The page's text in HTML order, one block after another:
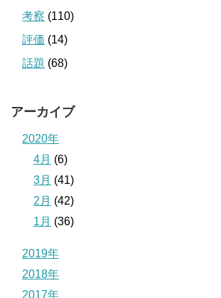
考察 (110)
評価 (14)
話題 (68)
アーカイブ
2020年
4月 (6)
3月 (41)
2月 (42)
1月 (36)
2019年
2018年
2017年